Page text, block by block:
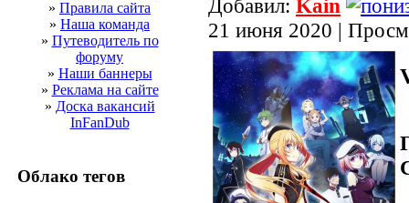
» Правила сайта
» Наша команда
» Путеводитель по
форуму
» Наши баннеры
» Реклама на сайте
» Доска вакансий
InFanDub
Облако тегов
Добавил: Kain
21 июня 2020 |